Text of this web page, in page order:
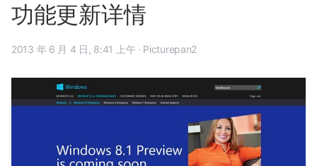
功能更新详情
2013 年 6 月 4 日, 8:41 上午 · Picturepan2